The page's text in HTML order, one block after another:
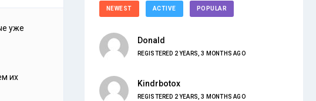
уже
их
NEWEST ACTIVE POPULAR
Donald
REGISTERED 2 YEARS, 3 MONTHS AGO
Kindrbotox
REGISTERED 2 YEARS, 3 MONTHS AGO